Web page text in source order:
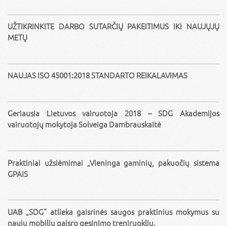
UŽTIKRINKITE DARBO SUTARČIŲ PAKEITIMUS IKI NAUJŲJŲ
METŲ
NAUJAS ISO 45001:2018 STANDARTO REIKALAVIMAS
Geriausia Lietuvos vairuotoja 2018 – SDG Akademijos
vairuotojų mokytoja Solveiga Dambrauskaitė
Praktiniai užsiėmimai „Vieninga gaminių, pakuočių sistema
GPAIS
UAB „SDG“ atlieka gaisrinės saugos praktinius mokymus su
nauju mobiliu gaisro gesinimo treniruokliu.